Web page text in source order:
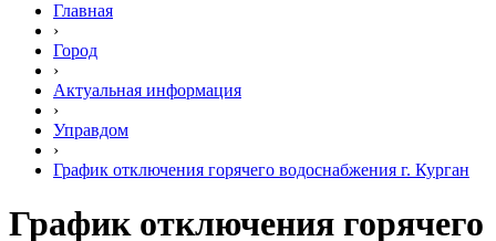
Главная
›
Город
›
Актуальная информация
›
Управдом
›
График отключения горячего водоснабжения г. Курган
График отключения горячего